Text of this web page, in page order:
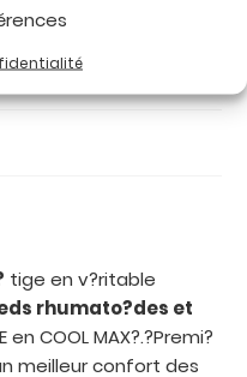
tige en v?ritable
rhumato?des et
en COOL MAX?.?Premi?
meilleur confort des